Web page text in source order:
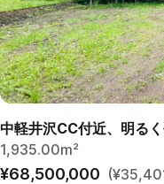
中軽井沢CC付近、明る
1,935.00m²
¥68,500,000